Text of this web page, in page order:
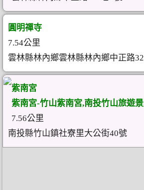
圓明禪寺
7.54公里
雲林縣林內鄉雲林縣林內鄉中正路
紫南宮
紫南宮-竹山紫南宮,南投竹山旅遊
7.56公里
南投縣竹山鎮社寮里大公街40號